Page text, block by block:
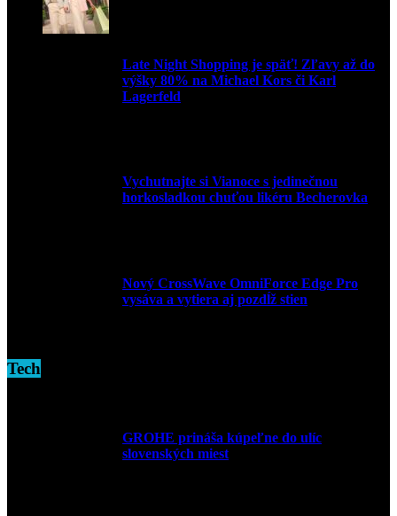
Late Night Shopping je späť! Zľavy až do
výšky 80% na Michael Kors či Karl
Lagerfeld
Vychutnajte si Vianoce s jedinečnou
horkosladkou chuťou likéru Becherovka
Nový CrossWave OmniForce Edge Pro
vysáva a vytiera aj pozdĺž stien
Tech
GROHE prináša kúpeľne do ulíc
slovenských miest